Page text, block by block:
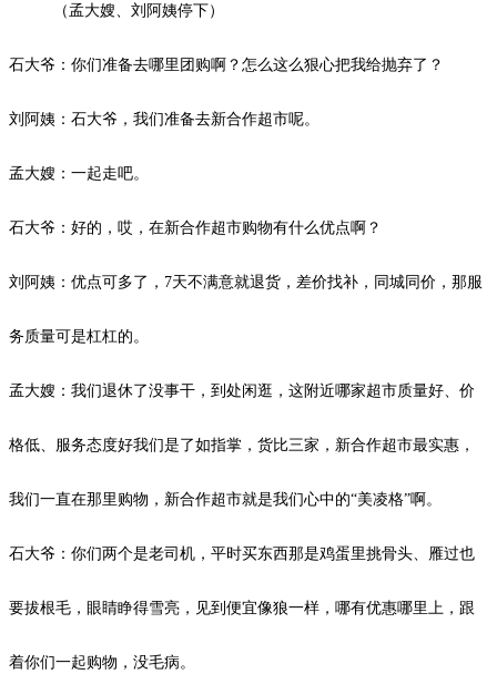
（孟大嫂、刘阿姨停下）
石大爷：你们准备去哪里团购啊？怎么这么狠心把我给抛弃了？
刘阿姨：石大爷，我们准备去新合作超市呢。
孟大嫂：一起走吧。
石大爷：好的，哎，在新合作超市购物有什么优点啊？
刘阿姨：优点可多了， 7天不满意就退货，差价找补，同城同价，那服
务质量可是杠杠的。
孟大嫂：我们退休了没事干，到处闲逛，这附近哪家超市质量好、价
格低、服务态度好我们是了如指掌，货比三家，新合作超市最实惠，
我们一直在那里购物，新合作超市就是我们心中的“美凌格”啊。
石大爷：你们两个是老司机，平时买东西那是鸡蛋里挑骨头、雁过也
要拔根毛，眼睛睁得雪亮，见到便宜像狼一样，哪有优惠哪里上，跟
着你们一起购物，没毛病。